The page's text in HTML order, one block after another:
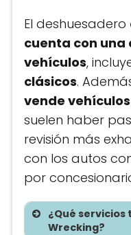
El deshuesadero
cuenta con una
vehículos,
clásicos.
vende
suelen haber
revisión más
con los autos
por
¿Qué
Wrecking?